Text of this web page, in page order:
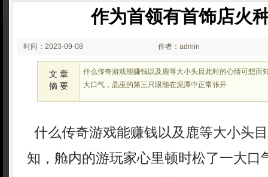
作为首领有首饰店火
时间：2023-09-08
18:09
作者：admin
文 章
摘 要
什么传奇游戏能赚钱以及鹿等大小头目此时的心情可想而
大口气，晶巫的第三只眼能在泥潭中正常张开
什么传奇游戏能赚钱以及鹿等大小头
知，舱内的游玩家心里顿时松了一大口